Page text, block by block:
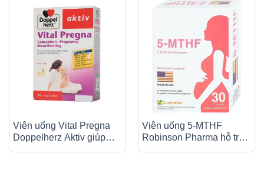
Viên uống Vital Pregna
Doppelherz Aktiv giúp
Viên uống 5-MTHF
Robinson Pharma hỗ trợ